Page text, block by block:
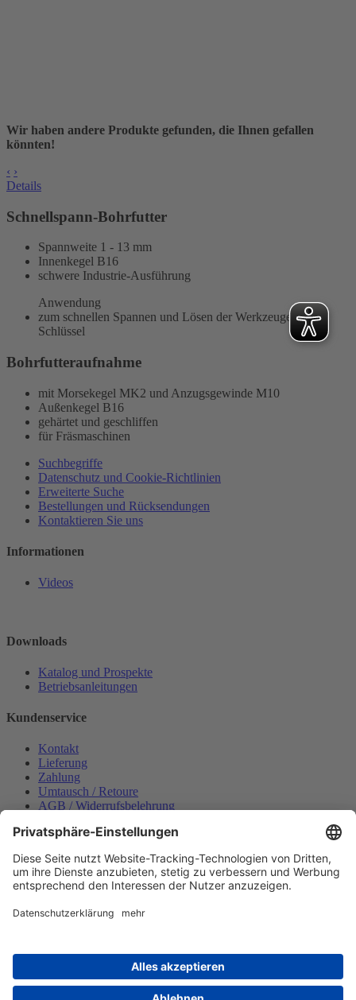
Wir haben andere Produkte gefunden, die Ihnen gefallen
könnten!
‹ ›
Details
Schnellspann-Bohrfutter
Spannweite 1 - 13 mm
Innenkegel B16
schwere Industrie-Ausführung
Anwendung
zum schnellen Spannen und Lösen der Werkzeuge ohne
Schlüssel
Bohrfutteraufnahme
mit Morsekegel MK2 und Anzugsgewinde M10
Außenkegel B16
gehärtet und geschliffen
für Fräsmaschinen
Suchbegriffe
Datenschutz und Cookie-Richtlinien
Erweiterte Suche
Bestellungen und Rücksendungen
Kontaktieren Sie uns
Informationen
Videos
Downloads
Katalog und Prospekte
Betriebsanleitungen
Kundenservice
Kontakt
Lieferung
Zahlung
Umtausch / Retoure
AGB / Widerrufsbelehrung
Datenschutzerklärung
Bestellung widerrufen
Mein konto
Zahlungsmöglichkeiten